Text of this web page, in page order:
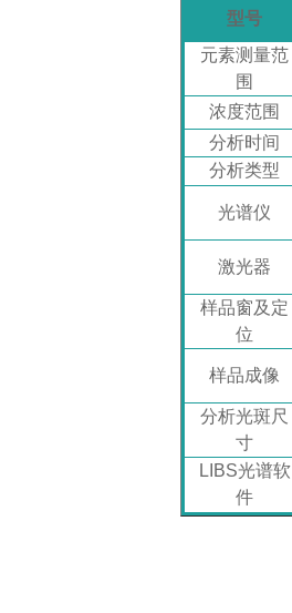
型号
元素测量范
围
浓度范围
分析时间
分析类型
光谱仪
激光器
样品窗及定
位
样品成像
分析光斑尺
寸
LIBS光谱软
件